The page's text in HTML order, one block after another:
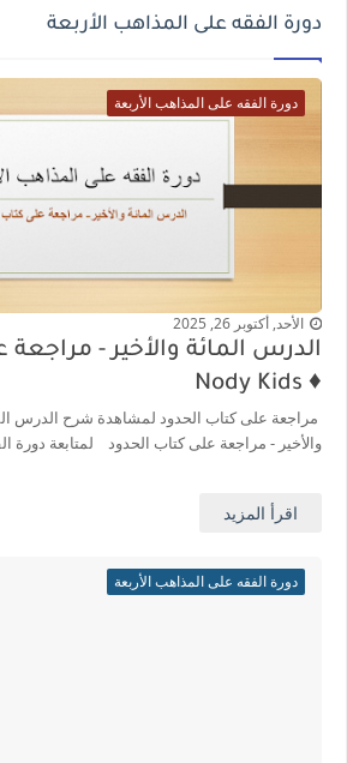
دورة الفقه على المذاهب الأربعة
دورة الفقه على المذاهب الأربعة
الأحد, أكتوبر 26, 2025
الدرس المائة والأخير -
♦️ Nody Kids
مراجعة على كتاب الحدود لمشاهدة شرح الدرس
والأخير - مراجعة على كتاب الحدود لمتابعة دورة
اقرأ المزيد
دورة الفقه على المذاهب الأربعة